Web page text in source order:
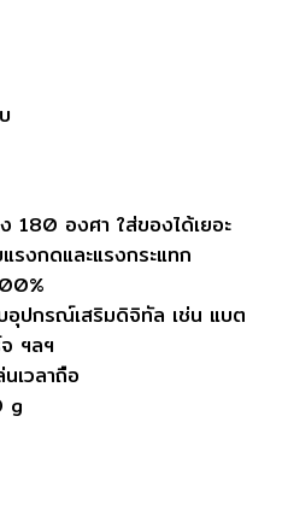
ง 180 องศา ใส่ของได้เยอะ
รงกดและแรงกระแทก
ปกรณ์เสริมดิจิทัล เช่น แบต
ฯลฯ
เวลาถือ
g